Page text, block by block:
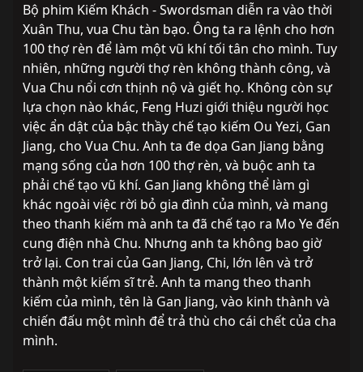
Bộ phim Kiếm Khách - Swordsman diễn ra vào thời
Xuân Thu, vua Chu tàn bạo. Ông ta ra lệnh cho hơn
100 thợ rèn để làm một vũ khí tối tân cho mình. Tuy
nhiên, những người thợ rèn không thành công, và
Vua Chu nổi cơn thịnh nộ và giết họ. Không còn sự
lựa chọn nào khác, Feng Huzi giới thiệu người học
việc ẩn dật của bậc thầy chế tạo kiếm Ou Yezi, Gan
Jiang, cho Vua Chu. Anh ta đe dọa Gan Jiang bằng
mạng sống của hơn 100 thợ rèn, và buộc anh ta
phải chế tạo vũ khí. Gan Jiang không thể làm gì
khác ngoài việc rời bỏ gia đình của mình, và mang
theo thanh kiếm mà anh ta đã chế tạo ra Mo Ye đến
cung điện nhà Chu. Nhưng anh ta không bao giờ
trở lại. Con trai của Gan Jiang, Chi, lớn lên và trở
thành một kiếm sĩ trẻ. Anh ta mang theo thanh
kiếm của mình, tên là Gan Jiang, vào kinh thành và
chiến đấu một mình để trả thù cho cái chết của cha
mình.